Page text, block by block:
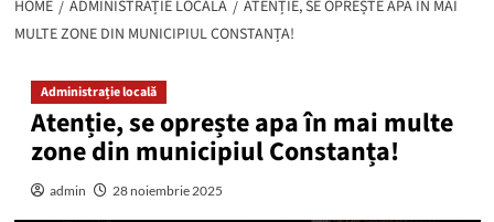
HOME ADMINISTRAȚIE LOCALĂ
ATENȚIE, SE OPREȘTE APA ÎN MAI
MULTE ZONE DIN MUNICIPIUL CONSTANȚA!
Administrație locală
Atenție, se oprește apa în mai multe
zone din municipiul Constanța!
admin 28 noiembrie 2025